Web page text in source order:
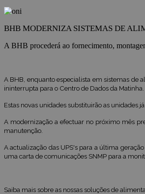
BHB MODERNIZA SISTEMAS DE
A BHB procederá ao fornecimento,
A BHB, enquanto especialista em sistemas de
ininterrupta para o Centro de Dados da Matinha.
Estas novas unidades substituirão as unidades
A modernização a efectuar no próximo mês
manutenção.
A actualização das UPS's para a última
uma carta de comunicações SNMP para a
Saiba mais sobre as nossas soluções de